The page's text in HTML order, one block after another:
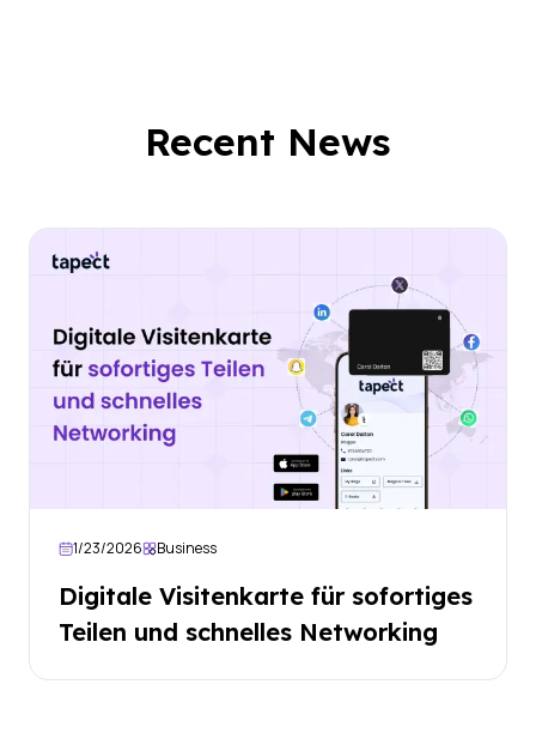
Recent News
1/23/2026 Business
Digitale Visitenkarte für sofortiges
Teilen und schnelles Networking